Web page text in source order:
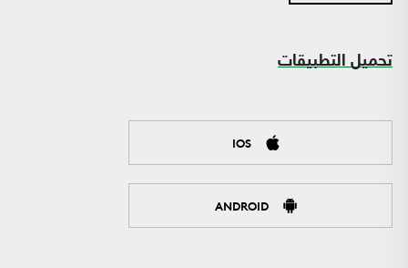
تحميل التطبيقات
IOS
ANDROID